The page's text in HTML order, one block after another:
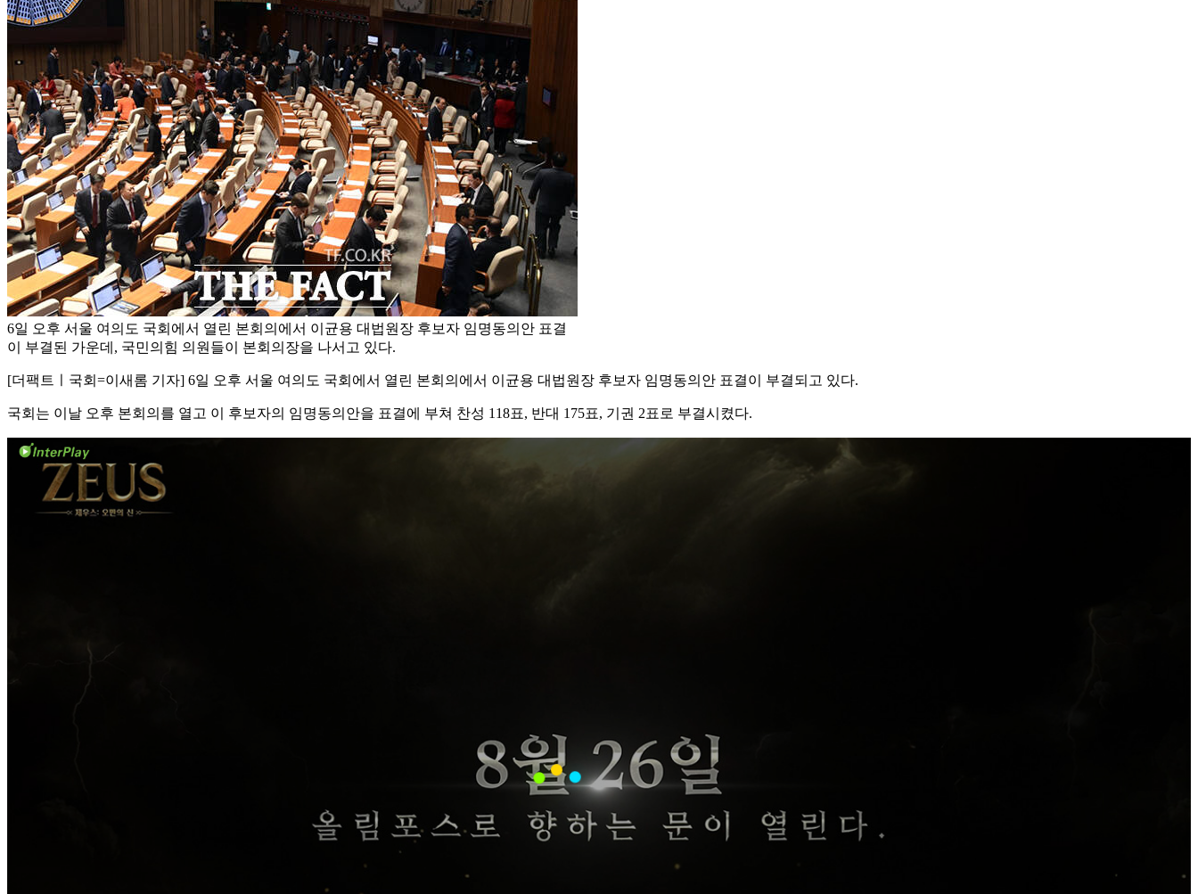
6일 오후 서울 여의도 국회에서 열린 본회의에서 이균용 대법원장 후보자 임명동의안 표결
이 부결된 가운데, 국민의힘 의원들이 본회의장을 나서고 있다.
[더팩트ㅣ국회=이새롬 기자] 6일 오후 서울 여의도 국회에서 열린 본회의에서 이균용 대법원장 후보자 임명동의안 표결이 부결되고 있다.
국회는 이날 오후 본회의를 열고 이 후보자의 임명동의안을 표결에 부쳐 찬성 118표, 반대 175표, 기권 2표로 부결시켰다.